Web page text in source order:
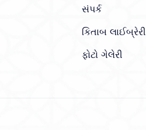
સંપર્ક
કિતાબ લાઈબ્રેરી
ફોટો ગેલેરી